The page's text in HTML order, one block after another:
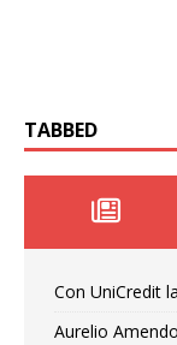
TABBED
Con UniCredit
Aurelio